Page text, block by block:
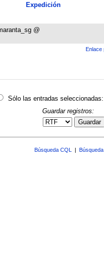
Expedición
@
Enlace
Sólo las entradas seleccionadas:
Guardar registros:
Guardar
Búsqueda CQL